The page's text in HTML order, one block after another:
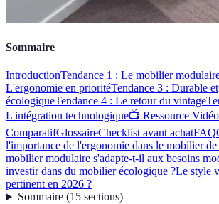
Sommaire
IntroductionTendance 1 : Le mobilier
L'ergonomie en prioritéTendance 3 : Durable et
écologiqueTendance 4 : Le retour du vintage
L'intégration technologique📺 Ressource Vidéo
ComparatifGlossaireChecklist avant achatFAQ
l'importance de l'ergonomie dans le mobilier de
mobilier modulaire s'adapte-t-il aux besoins
investir dans du mobilier écologique ?Le style
pertinent en 2026 ?
Sommaire(15 sections)